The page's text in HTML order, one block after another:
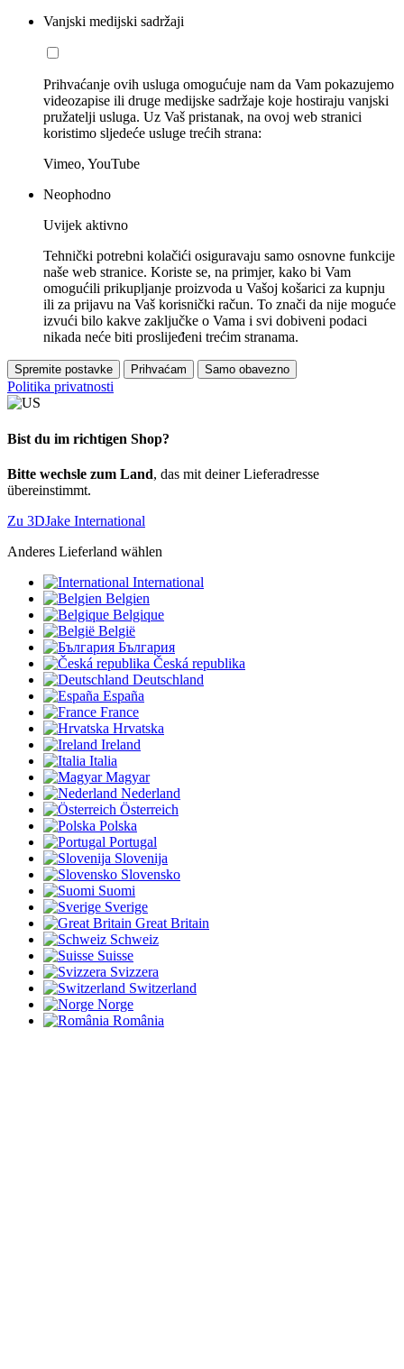
Vanjski medijski sadržaji
Prihvaćanje ovih usluga omogućuje nam da Vam pokazujemo
videozapise ili druge medijske sadržaje koje hostiraju vanjski
pružatelji usluga. Uz Vaš pristanak, na ovoj web stranici
koristimo sljedeće usluge trećih strana:
Vimeo, YouTube
Neophodno
Uvijek aktivno
Tehnički potrebni kolačići osiguravaju samo osnovne funkcije
naše web stranice. Koriste se, na primjer, kako bi Vam
omogućili prikupljanje proizvoda u Vašoj košarici za kupnju
ili za prijavu na Vaš korisnički račun. To znači da nije moguće
izvući bilo kakve zaključke o Vama i svi dobiveni podaci
nikada neće biti proslijeđeni trećim stranama.
Spremite postavke Prihvaćam Samo obavezno
Politika privatnosti
Bist du im richtigen Shop?
Bitte wechsle zum Land, das mit deiner Lieferadresse
übereinstimmt.
Zu 3DJake International
Anderes Lieferland wählen
International
Belgien
Belgique
België
България
Česká republika
Deutschland
España
France
Hrvatska
Ireland
Italia
Magyar
Nederland
Österreich
Polska
Portugal
Slovenija
Slovensko
Suomi
Sverige
Great Britain
Schweiz
Suisse
Svizzera
Switzerland
Norge
România